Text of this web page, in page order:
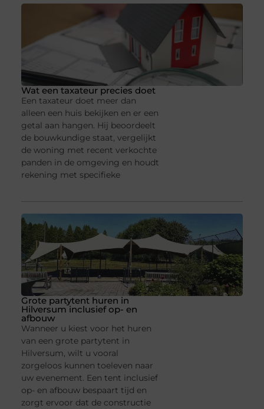
Wat een taxateur precies doet
Een taxateur doet meer dan
alleen een huis bekijken en er een
getal aan hangen. Hij beoordeelt
de bouwkundige staat, vergelijkt
de woning met recent verkochte
panden in de omgeving en houdt
rekening met specifieke
Grote partytent huren in
Hilversum inclusief op- en
afbouw
Wanneer u kiest voor het huren
van een grote partytent in
Hilversum, wilt u vooral
zorgeloos kunnen toeleven naar
uw evenement. Een tent inclusief
op- en afbouw bespaart tijd en
zorgt ervoor dat de constructie